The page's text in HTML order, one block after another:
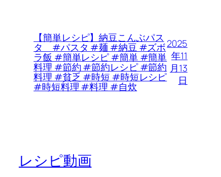
【簡単レシピ】納豆こんぶパス
タ #パスタ #麺 #納豆 #ズボ
ラ飯 #簡単レシピ #簡単 #簡単
料理 #節約 #節約レシピ #節約
料理 #貧乏 #時短 #時短レシピ
#時短料理 #料理 #自炊
2025
年11
月13
日
レシピ動画